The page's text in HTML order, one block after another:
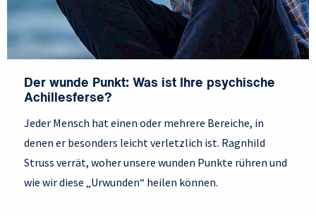
Der wunde Punkt: Was ist Ihre psychische
Achillesferse?
Jeder Mensch hat einen oder mehrere Bereiche, in
denen er besonders leicht verletzlich ist. Ragnhild
Struss verrät, woher unsere wunden Punkte rühren und
wie wir diese „Urwunden“ heilen können.